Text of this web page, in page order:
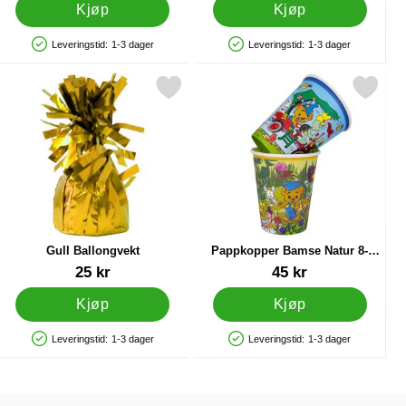
Kjøp
Produkttilgjengelighet: På lager
Leveringstid: 1-3 dager
Kjøp
Produkttilgjengelighet: På lager
Leveringstid: 1-3 dager
cm 8-pakning som favoritt
Gull Ballongvekt
Varenummer 11524
25 kr
Kjøp
Produkttilgjengelighet: På lager
Leveringstid: 1-3 dager
Merk gull Ballongvekt som favoritt
Pappkopper Bamse Natur 8-
pakning
Varenummer 88069
45 kr
Kjøp
Produkttilgjengelighet: På lager
Leveringstid: 1-3 dager
Merk pappkopper Bamse Natur